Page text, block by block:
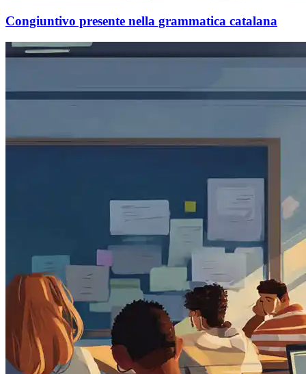
Congiuntivo presente nella grammatica catalana